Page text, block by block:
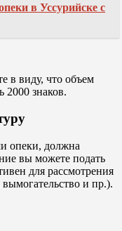
в Уссурийске с
в виду, что объем
2000 знаков.
опеки, должна
вы можете подать
для рассмотрения
и пр.).